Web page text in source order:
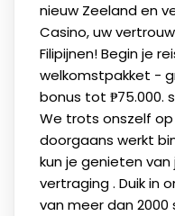
nieuw Zeeland en
Casino, uw
Filipijnen! Begin je
welkomstpakket -
bonus tot ₱75.000.
We trots onszelf
doorgaans werkt
kun je genieten
vertraging . Duik in
van meer dan